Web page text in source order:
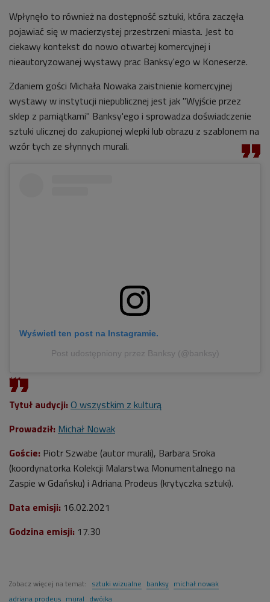
Wpłynęło to również na dostępność sztuki, która zaczęła
pojawiać się w macierzystej przestrzeni miasta. Jest to
ciekawy kontekst do nowo otwartej komercyjnej i
nieautoryzowanej wystawy prac Banksy'ego w Koneserze.
Zdaniem gości Michała Nowaka zaistnienie komercyjnej
wystawy w instytucji niepublicznej jest jak "Wyjście przez
sklep z pamiątkami" Banksy'ego i sprowadza doświadczenie
sztuki ulicznej do zakupionej wlepki lub obrazu z szablonem na
wzór tych ze słynnych murali.
Wyświetl ten post na Instagramie.
Post udostępniony przez Banksy (@banksy)
***
Tytuł audycji: O wszystkim z kulturą
Prowadził: Michał Nowak
Goście: Piotr Szwabe (autor murali), Barbara Sroka
(koordynatorka Kolekcji Malarstwa Monumentalnego na
Zaspie w Gdańsku) i Adriana Prodeus (krytyczka sztuki).
Data emisji: 16.02.2021
Godzina emisji: 17.30
Zobacz więcej na temat: sztuki wizualne banksy michał nowak
adriana prodeus mural dwójka